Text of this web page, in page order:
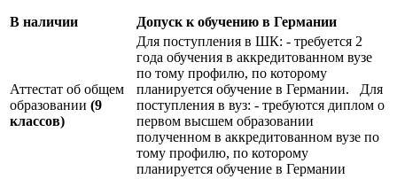
В наличии Допуск к обучению в Германии
Аттестат об общем
образовании (9
классов)
Для поступления в ШК: - требуется 2
года обучения в аккредитованном вузе
по тому профилю, по которому
планируется обучение в Германии. Для
поступления в вуз: - требуются диплом о
первом высшем образовании
полученном в аккредитованном вузе по
тому профилю, по которому
планируется обучение в Германии